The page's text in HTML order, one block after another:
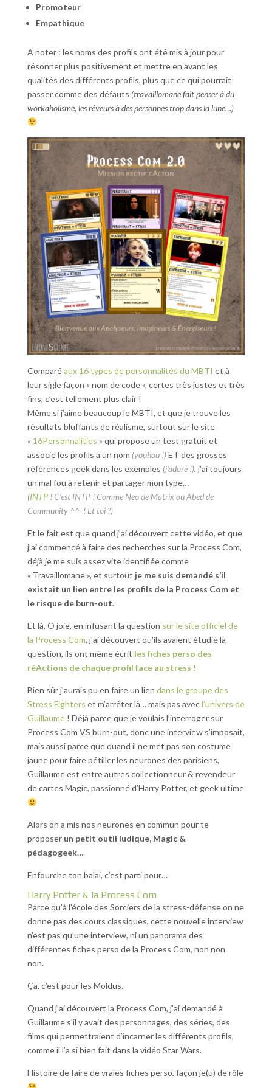
Promoteur
Empathique
A noter : les noms des profils ont été mis à jour pour
résonner plus positivement et mettre en avant les
qualités des différents profils, plus que ce qui pourrait
passer comme des défauts (travaillomane fait penser à du
workaholisme, les rêveurs à des personnes trop dans la lune…)
Comparéaux 16 types de personnalités du MBTI et à
leur sigle façon « nom de code », certes très justes et très
fins, c’est tellement plus clair !
Même si j’aime beaucoup le MBTI, et que je trouve les
résultats bluffants de réalisme, surtout sur le site
« 16Personnalities » qui propose un test gratuit et
associe les profils à un nom (youhou !)ET des grosses
références geek dans les exemples (j’adore !), j’ai toujours
un mal fou à retenir et partager mon type…
(INTP! C’est INTP ! Comme Neo de Matrix ou Abed de
Community ^^ ! Et toi ?)
Et le fait est que quand j’ai découvert cette vidéo, et que
j’ai commencé à faire des recherches sur la Process Com,
déjà je me suis assez vite identifiée comme
« Travaillomane », et surtout je me suis demandé s’il
existait un lien entre les profils de la Process Com et
le risque de burn-out.
Et là, Ô joie, en infusant la question sur le site officiel de
la Process Com, j’ai découvert qu’ils avaient étudié la
question, ils ont même écrit les fiches perso des
réActions de chaque profil face au stress !
Bien sûr j’aurais pu en faire un lien dans le groupe des
Stress Fighters et m’arrêter là… mais pas avecl’univers de
Guillaume! Déjà parce que je voulais l’interroger sur
Process Com VS burn-out, donc une interview s’imposait,
mais aussi parce que quand il ne met pas son costume
jaune pour faire pétiller les neurones des parisiens,
Guillaume est entre autres collectionneur & revendeur
de cartes Magic, passionné d’Harry Potter, et geek ultime
Alors on a mis nos neurones en commun pour te
proposer un petit outil ludique, Magic &
pédagogeek…
Enfourche ton balai, c’est parti pour…
Harry Potter & la Process Com
Parce qu’à l’école des Sorciers de la stress-défense on ne
donne pas des cours classiques, cette nouvelle interview
n’est pas qu’une interview, ni un panorama des
différentes fiches perso de la Process Com, non non
non.
Ça, c’est pour les Moldus.
Quand j’ai découvert la Process Com, j’ai demandé à
Guillaume s’il y avait des personnages, des séries, des
films qui permettraient d’incarner les différents profils,
comme il l’a si bien fait dans la vidéo Star Wars.
Histoire de faire de vraies fiches perso, façon je(u) de rôle